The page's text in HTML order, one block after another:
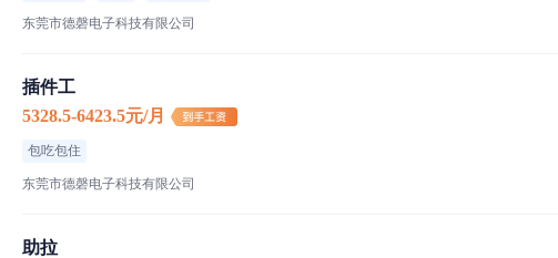
东莞市德磬电子科技有限公司
插件工
5328.5-6423.5元/月
包吃包住
东莞市德磬电子科技有限公司
助拉